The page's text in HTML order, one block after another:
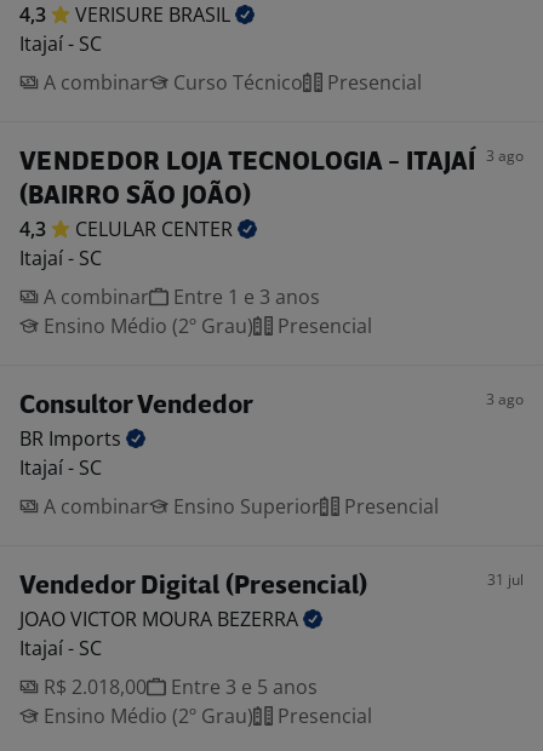
4,3 VERISURE BRASIL
Itajaí - SC
A combinar
Curso Técnico Presencial
VENDEDOR LOJA TECNOLOGIA - ITAJAÍ
(BAIRRO SÃO JOÃO)
3 ago
4,3 CELULAR CENTER
Itajaí - SC
A combinar
Entre 1 e 3 anos
Ensino Médio (2º Grau)
Presencial
Consultor Vendedor 3 ago
BR Imports
Itajaí - SC
A combinar
Ensino Superior Presencial
Vendedor Digital (Presencial) 31 jul
JOAO VICTOR MOURA BEZERRA
Itajaí - SC
R$ 2.018,00
Entre 3 e 5 anos
Ensino Médio (2º Grau)
Presencial